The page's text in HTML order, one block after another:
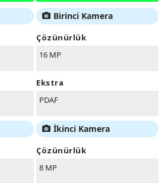
Birinci Kamera
Çözünürlük
16 MP
Ekstra
PDAF
İkinci Kamera
Çözünürlük
8 MP